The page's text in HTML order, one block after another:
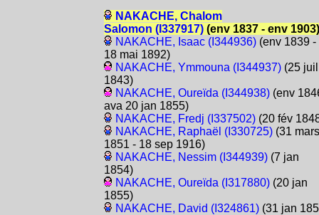
NAKACHE, Chalom
Salomon (I337917)(env 1837 - env 1903)
NAKACHE, Isaac (I344936)(env 1839 -
18 mai 1892)
NAKACHE, Ymmouna (I344937)(25 juil
1843)
NAKACHE, Oureïda (I344938)(env
ava 20 jan 1855)
NAKACHE, Fredj (I337502)(20 fév
NAKACHE, Raphaël (I330725)(31 mars
1851 - 18 sep 1916)
NAKACHE, Nessim (I344939)(7 jan
1854)
NAKACHE, Oureïda (I317880)(20 jan
1855)
NAKACHE, David (I324861)(31 jan